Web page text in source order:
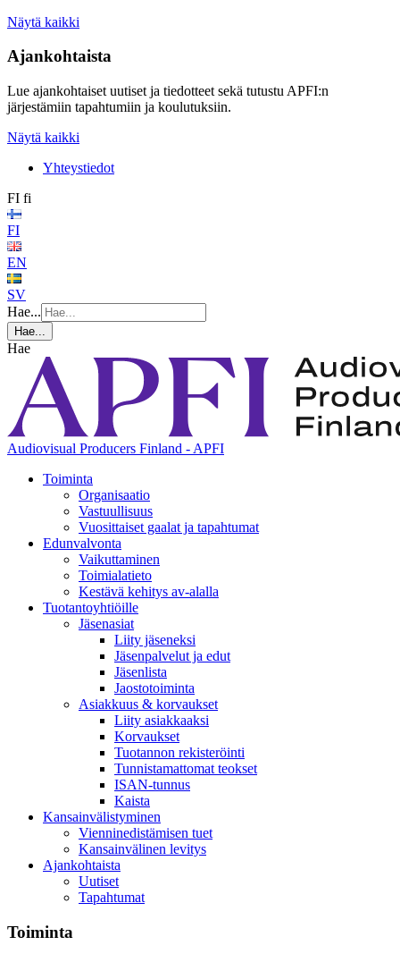
Näytä kaikki
Ajankohtaista
Lue ajankohtaiset uutiset ja tiedotteet sekä tutustu APFI:n
järjestämiin tapahtumiin ja koulutuksiin.
Näytä kaikki
Yhteystiedot
FI fi
FI
EN
SV
Hae...
Hae...
Hae
Audiovisual Producers Finland - APFI
Toiminta
Organisaatio
Vastuullisuus
Vuosittaiset gaalat ja tapahtumat
Edunvalvonta
Vaikuttaminen
Toimialatieto
Kestävä kehitys av-alalla
Tuotantoyhtiöille
Jäsenasiat
Liity jäseneksi
Jäsenpalvelut ja edut
Jäsenlista
Jaostotoiminta
Asiakkuus & korvaukset
Liity asiakkaaksi
Korvaukset
Tuotannon rekisteröinti
Tunnistamattomat teokset
ISAN-tunnus
Kaista
Kansainvälistyminen
Vienninedistämisen tuet
Kansainvälinen levitys
Ajankohtaista
Uutiset
Tapahtumat
Toiminta